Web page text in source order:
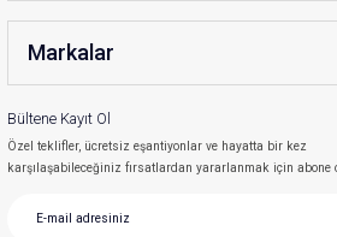
Markalar
Bültene Kayıt Ol
Özel teklifler, ücretsiz eşantiyonlar ve hayatta bir kez
karşılaşabileceğiniz fırsatlardan yararlanmak için abone